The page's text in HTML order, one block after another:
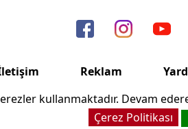
Reklam
Copyright © 2006/2024
kullanmaktadır. Devam
Çerez Politikası